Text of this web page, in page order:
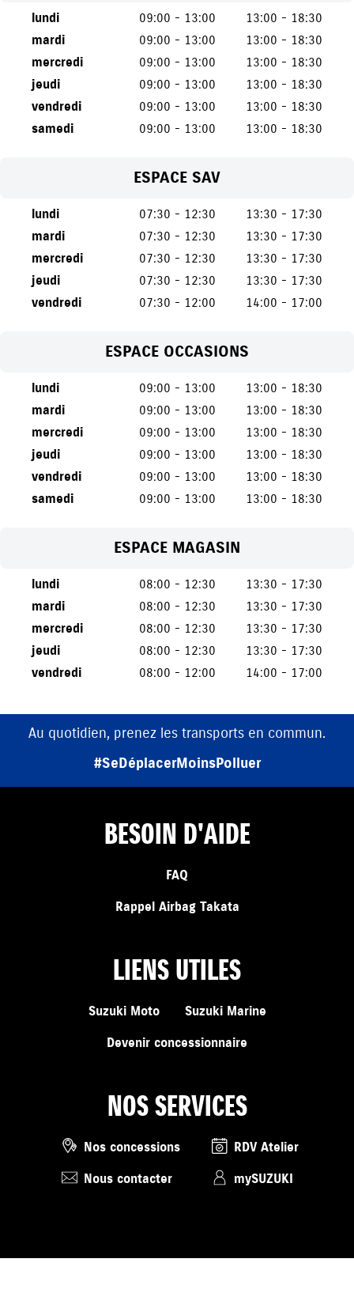
lundi 09:00 - 13:00
13:00 - 18:30
mardi
09:00 - 13:00
13:00 - 18:30
mercredi
09:00 - 13:00
13:00 - 18:30
jeudi
09:00 - 13:00
13:00 - 18:30
vendredi
09:00 - 13:00
13:00 - 18:30
samedi
09:00 - 13:00 13:00 - 18:30
ESPACE SAV
lundi 07:30 - 12:30
13:30 - 17:30
mardi
07:30 - 12:30
13:30 - 17:30
mercredi
07:30 - 12:30
13:30 - 17:30
jeudi
07:30 - 12:30
13:30 - 17:30
vendredi
07:30 - 12:00 14:00 - 17:00
ESPACE OCCASIONS
lundi 09:00 - 13:00
13:00 - 18:30
mardi
09:00 - 13:00
13:00 - 18:30
mercredi
09:00 - 13:00
13:00 - 18:30
jeudi
09:00 - 13:00
13:00 - 18:30
vendredi
09:00 - 13:00
13:00 - 18:30
samedi
09:00 - 13:00 13:00 - 18:30
ESPACE MAGASIN
lundi 08:00 - 12:30
13:30 - 17:30
mardi
08:00 - 12:30
13:30 - 17:30
mercredi
08:00 - 12:30
13:30 - 17:30
jeudi
08:00 - 12:30
13:30 - 17:30
vendredi
08:00 - 12:00 14:00 - 17:00
quotidien, prenez les transports en commun.
#SeDéplacerMoinsPolluer
BESOIN D'AIDE
FAQ
Rappel Airbag Takata
LIENS UTILES
Suzuki Moto
Suzuki Marine
Devenir concessionnaire
NOS SERVICES
Nos concessions
Nous contacter
RDV Atelier
mySUZUKI